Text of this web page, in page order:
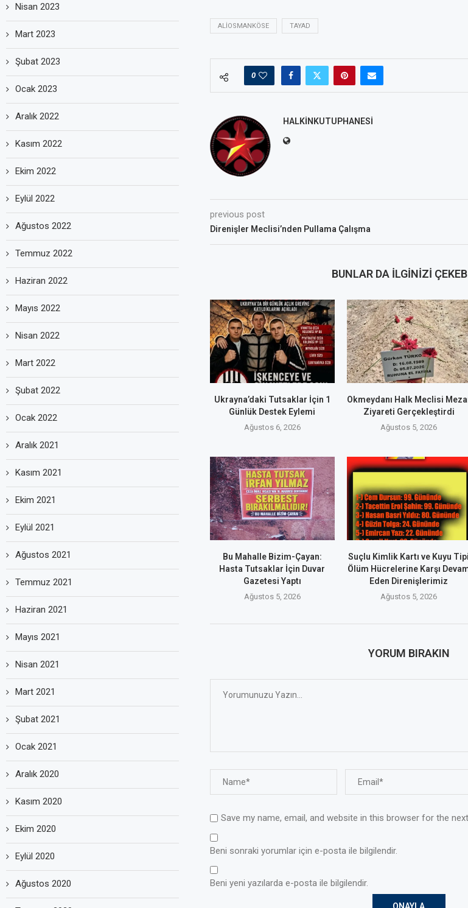
ALIOSMANKÖSE TAYAD
0
HALKINKUTUPHANESI
previous post
Direnişler Meclisi’nden Pullama Çalışma
BUNLAR DA İLGINIZI
Ukrayna’daki Tutsaklar İçin 1
Günlük Destek Eylemi
Ağustos 6, 2026
Okmeydanı Halk Meclisi
Ziyareti Gerçekleştirdi
Ağustos 5, 2026
Bu Mahalle Bizim-Çayan:
Hasta Tutsaklar İçin Duvar
Gazetesi Yaptı
Ağustos 5, 2026
Suçlu Kimlik Kartı ve Kuyu Tipi
Ölüm Hücrelerine Karşı
Eden Direnişlerimiz
Ağustos 5, 2026
YORUM BIRAKIN
Save my name, email, and website in this browser for the
Beni sonraki yorumlar için e-posta ile bilgilendir.
Beni yeni yazılarda e-posta ile bilgilendir.
Nisan 2023
Mart 2023
Şubat 2023
Ocak 2023
Aralık 2022
Kasım 2022
Ekim 2022
Eylül 2022
Ağustos 2022
Temmuz 2022
Haziran 2022
Mayıs 2022
Nisan 2022
Mart 2022
Şubat 2022
Ocak 2022
Aralık 2021
Kasım 2021
Ekim 2021
Eylül 2021
Ağustos 2021
Temmuz 2021
Haziran 2021
Mayıs 2021
Nisan 2021
Mart 2021
Şubat 2021
Ocak 2021
Aralık 2020
Kasım 2020
Ekim 2020
Eylül 2020
Ağustos 2020